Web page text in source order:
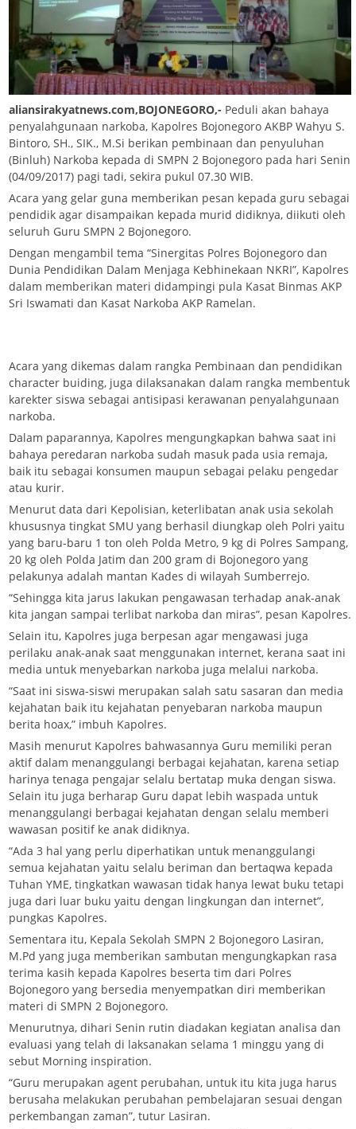
aliansirakyatnews.com,BOJONEGORO,- Peduli akan bahaya
penyalahgunaan narkoba, Kapolres Bojonegoro AKBP Wahyu S.
Bintoro, SH., SIK., M.Si berikan pembinaan dan penyuluhan
(Binluh) Narkoba kepada di SMPN 2 Bojonegoro pada hari Senin
(04/09/2017) pagi tadi, sekira pukul 07.30 WIB.
Acara yang gelar guna memberikan pesan kepada guru sebagai
pendidik agar disampaikan kepada murid didiknya, diikuti oleh
seluruh Guru SMPN 2 Bojonegoro.
Dengan mengambil tema “Sinergitas Polres Bojonegoro dan
Dunia Pendidikan Dalam Menjaga Kebhinekaan NKRI”, Kapolres
dalam memberikan materi didampingi pula Kasat Binmas AKP
Sri Iswamati dan Kasat Narkoba AKP Ramelan.
Acara yang dikemas dalam rangka Pembinaan dan pendidikan
character buiding, juga dilaksanakan dalam rangka membentuk
karekter siswa sebagai antisipasi kerawanan penyalahgunaan
narkoba.
Dalam paparannya, Kapolres mengungkapkan bahwa saat ini
bahaya peredaran narkoba sudah masuk pada usia remaja,
baik itu sebagai konsumen maupun sebagai pelaku pengedar
atau kurir.
Menurut data dari Kepolisian, keterlibatan anak usia sekolah
khususnya tingkat SMU yang berhasil diungkap oleh Polri yaitu
yang baru-baru 1 ton oleh Polda Metro, 9 kg di Polres Sampang,
20 kg oleh Polda Jatim dan 200 gram di Bojonegoro yang
pelakunya adalah mantan Kades di wilayah Sumberrejo.
“Sehingga kita jarus lakukan pengawasan terhadap anak-anak
kita jangan sampai terlibat narkoba dan miras”, pesan Kapolres.
Selain itu, Kapolres juga berpesan agar mengawasi juga
perilaku anak-anak saat menggunakan internet, kerana saat ini
media untuk menyebarkan narkoba juga melalui narkoba.
“Saat ini siswa-siswi merupakan salah satu sasaran dan media
kejahatan baik itu kejahatan penyebaran narkoba maupun
berita hoax,” imbuh Kapolres.
Masih menurut Kapolres bahwasannya Guru memiliki peran
aktif dalam menanggulangi berbagai kejahatan, karena setiap
harinya tenaga pengajar selalu bertatap muka dengan siswa.
Selain itu juga berharap Guru dapat lebih waspada untuk
menanggulangi berbagai kejahatan dengan selalu memberi
wawasan positif ke anak didiknya.
“Ada 3 hal yang perlu diperhatikan untuk menanggulangi
semua kejahatan yaitu selalu beriman dan bertaqwa kepada
Tuhan YME, tingkatkan wawasan tidak hanya lewat buku tetapi
juga dari luar buku yaitu dengan lingkungan dan internet”,
pungkas Kapolres.
Sementara itu, Kepala Sekolah SMPN 2 Bojonegoro Lasiran,
M.Pd yang juga memberikan sambutan mengungkapkan rasa
terima kasih kepada Kapolres beserta tim dari Polres
Bojonegoro yang bersedia menyempatkan diri memberikan
materi di SMPN 2 Bojonegoro.
Menurutnya, dihari Senin rutin diadakan kegiatan analisa dan
evaluasi yang telah di laksanakan selama 1 minggu yang di
sebut Morning inspiration.
“Guru merupakan agent perubahan, untuk itu kita juga harus
berusaha melakukan perubahan pembelajaran sesuai dengan
perkembangan zaman”, tutur Lasiran.